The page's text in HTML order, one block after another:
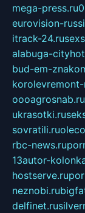
mega-press.ru
eurovision-
itrack-24.ru
alabuga-
bud-em-
oooagrosnab.ru
ukrasotki.ru
sovratili.ru
rbc-news.ru
13autor-
hostserve.ru
neznobi.ru
delfinet.ru